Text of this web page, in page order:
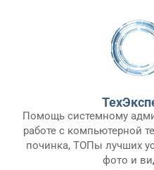
Помощь системному
работе с компьютерной
починка, ТОПы лучших
фото и